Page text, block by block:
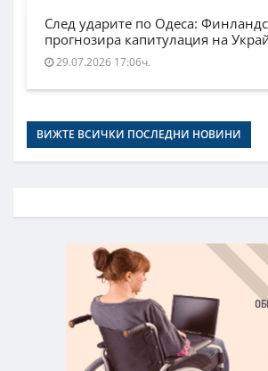
След ударите по Одеса:
прогнозира капитулация на
29.07.2026 17:06ч.
ВИЖТЕ ВСИЧКИ ПОСЛЕДНИ НОВИНИ